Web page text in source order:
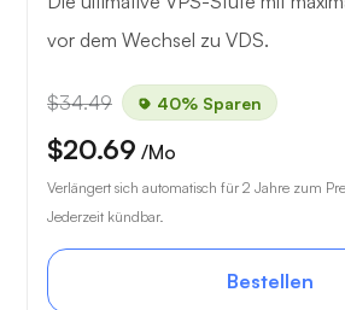
vor dem Wechsel zu VDS.
$34.49 40% Sparen
$20.69 /Mo
Verlängert sich automatisch für 2 Jahre zum
Jederzeit kündbar.
Bestellen